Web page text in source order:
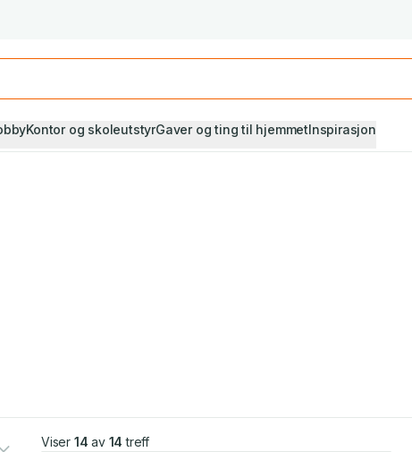
Kontor og skoleutstyrGaver og ting til hjemmetInspirasjon
Viser 14 av 14 treff